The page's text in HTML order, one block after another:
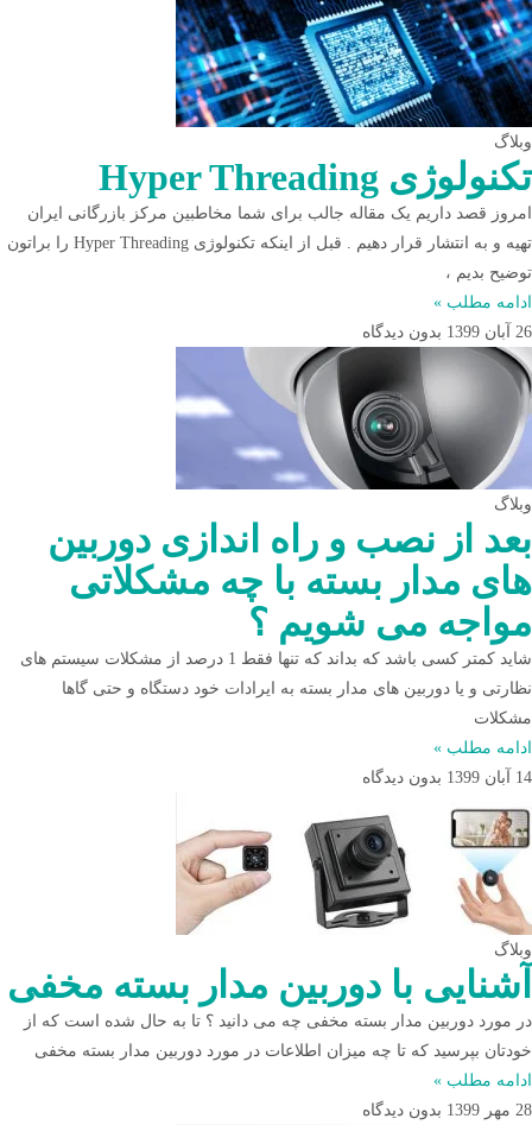
وبلاگ
تکنولوژی Hyper Threading
امروز قصد داریم یک مقاله جالب برای شما مخاطبین مرکز بازرگانی ایران
تهیه و به انتشار قرار دهیم . قبل از اینکه تکنولوژی Hyper Threading را براتون
توضیح بدیم ،
ادامه مطلب »
26 آبان 1399
بدون دیدگاه
وبلاگ
بعد از نصب و راه اندازی دوربین
های مدار بسته با چه مشکلاتی
مواجه می شویم ؟
شاید کمتر کسی باشد که بداند که تنها فقط 1 درصد از مشکلات سیستم های
نظارتی و یا دوربین های مدار بسته به ایرادات خود دستگاه و حتی گاها
مشکلات
ادامه مطلب »
14 آبان 1399
بدون دیدگاه
وبلاگ
آشنایی با دوربین مدار بسته مخفی
در مورد دوربین مدار بسته مخفی چه می دانید ؟ تا به حال شده است که از
خودتان بپرسید که تا چه میزان اطلاعات در مورد دوربین مدار بسته مخفی
ادامه مطلب »
28 مهر 1399
بدون دیدگاه